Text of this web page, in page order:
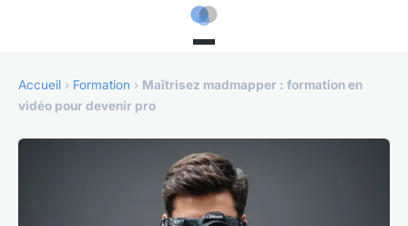
Accueil › Formation › Maîtrisez madmapper : formation en
vidéo pour devenir pro